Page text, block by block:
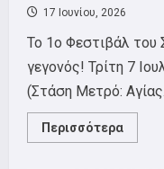
17 Ιουνίου, 2026
To 1o Φεστιβάλ του
γεγονός! Τρίτη 7
(Στάση Μετρό:
Περισσότερα
more